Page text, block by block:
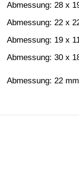
Abmessung: 28 x
Abmessung: 22 x
Abmessung: 19 x
Abmessung: 30 x
Abmessung: 22